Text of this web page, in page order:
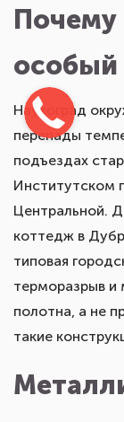
особый
Наукоград
перепады
подъездах
Институтском
Центральной.
коттедж в
типовая
терморазрыв и
полотна, а не
такие